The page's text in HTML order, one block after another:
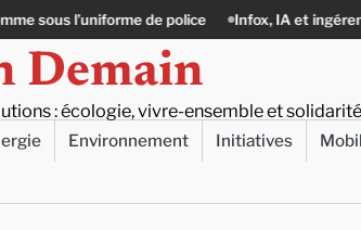
de police Infox, IA et ingérences : le
Demain
: écologie, vivre-ensemble et solidarité
Environnement Initiatives